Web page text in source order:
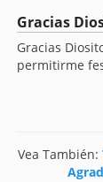
Gracias
Gracias
permitirme
Vea También: